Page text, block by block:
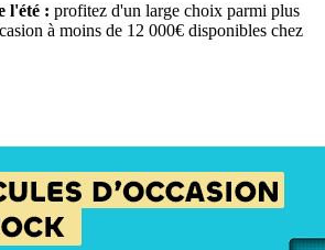
l'été : profitez d'un large choix parmi plus
à moins de 12 000€ disponibles chez